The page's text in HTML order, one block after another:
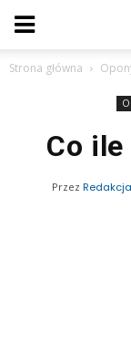
Strona główna
Co
Przez Redakcja